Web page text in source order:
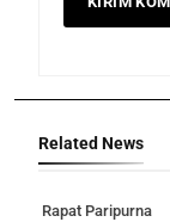
Related News
Rapat Paripurna